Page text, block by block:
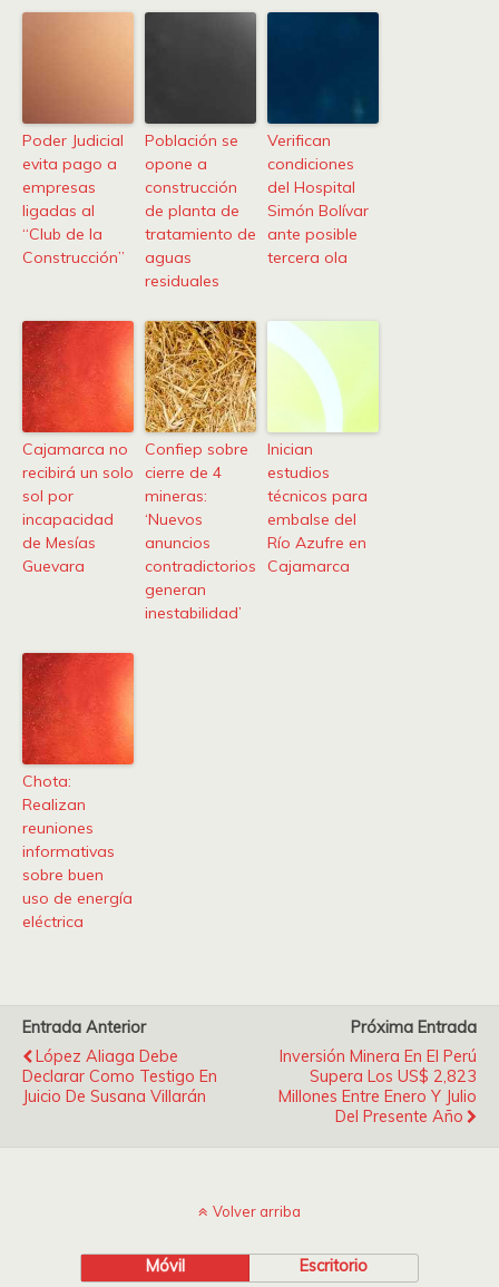
Poder Judicial
evita pago a
empresas
ligadas al
“Club de la
Construcción”
Población se
opone a
construcción
de planta de
tratamiento de
aguas
residuales
Verifican
condiciones
del Hospital
Simón Bolívar
ante posible
tercera ola
Cajamarca no
recibirá un solo
sol por
incapacidad
de Mesías
Guevara
Confiep sobre
cierre de 4
mineras:
‘Nuevos
anuncios
contradictorios
generan
inestabilidad’
Inician
estudios
técnicos para
embalse del
Río Azufre en
Cajamarca
Chota:
Realizan
reuniones
informativas
sobre buen
uso de energía
eléctrica
Entrada Anterior
López Aliaga Debe
Declarar Como Testigo En
Juicio De Susana Villarán
Próxima Entrada
Inversión Minera En El Perú
Supera Los US$ 2,823
Millones Entre Enero Y Julio
Del Presente Año
Volver arriba
Móvil Escritorio